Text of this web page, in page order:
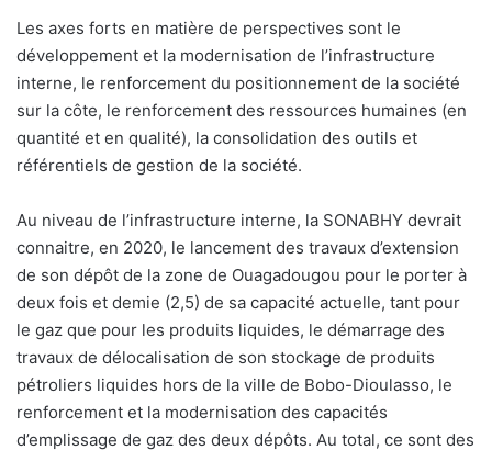
Les axes forts en matière de perspectives sont le
développement et la modernisation de l’infrastructure
interne, le renforcement du positionnement de la société
sur la côte, le renforcement des ressources humaines (en
quantité et en qualité), la consolidation des outils et
référentiels de gestion de la société.
Au niveau de l’infrastructure interne, la SONABHY devrait
connaitre, en 2020, le lancement des travaux d’extension
de son dépôt de la zone de Ouagadougou pour le porter à
deux fois et demie (2,5) de sa capacité actuelle, tant pour
le gaz que pour les produits liquides, le démarrage des
travaux de délocalisation de son stockage de produits
pétroliers liquides hors de la ville de Bobo-Dioulasso, le
renforcement et la modernisation des capacités
d’emplissage de gaz des deux dépôts. Au total, ce sont des